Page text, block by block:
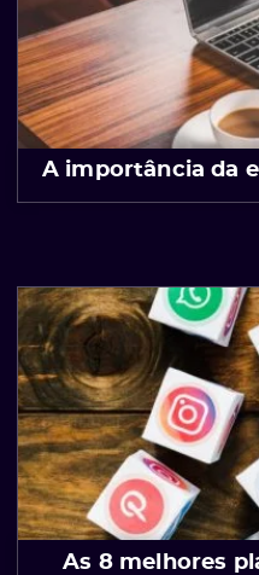
A importância da
As 8 melhores